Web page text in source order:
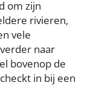
om zijn
rivieren,
vele
naar
bovenop de
in bij een